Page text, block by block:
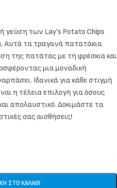
των Lay’s Potato Chips
Αυτά τα τραγανά πατατάκια
της πατάτας με τη φρέσκια και
μια μοναδική
Ιδανικά για κάθε στιγμή
η τέλεια επιλογή για όσους
απολαυστικό. Δοκιμάστε τα
σας αισθήσεις!
ΣΤΟ ΚΑΛΆΘΙ